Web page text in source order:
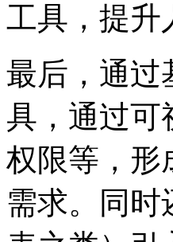
工具，提升
最后，通过
具，通过可
权限等，形
需求。同时